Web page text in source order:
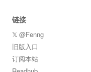
链接
𝕏 @Fenng
旧版入口
订阅本站